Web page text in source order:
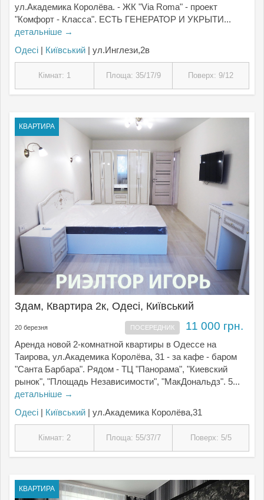
ул.Академика Королёва. - ЖК "Via Roma" - проект
"Комфорт - Класса". ЕСТЬ ГЕНЕРАТОР И УКРЫТИ...
детальніше →
Одесі | Київський | ул.Инглези,2в
Кімнат: 1 Площа: 35/17/9 Поверх: 9/12
КВАРТИРА
Здам, Квартира 2к, Одесі, Київський
20 березня ПОСЕРЕДНИК 11 000 грн.
Аренда новой 2-комнатной квартиры в Одессе на
Таирова, ул.Академика Королёва, 31 - за кафе - баром
"Санта Барбара". Рядом - ТЦ "Панорама", "Киевский
рынок", "Площадь Независимости", "МакДональдз". 5...
детальніше →
Одесі | Київський | ул.Академика Королёва,31
Кімнат: 2 Площа: 55/37/7 Поверх: 5/5
КВАРТИРА